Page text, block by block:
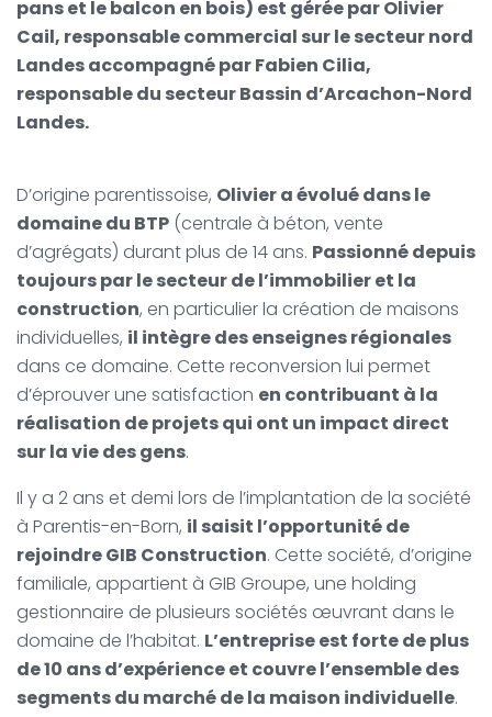
pans et le balcon en bois) est gérée par Olivier
Cail, responsable commercial sur le secteur nord
Landes accompagné par Fabien Cilia,
responsable du secteur Bassin d’Arcachon-Nord
Landes.
D’origine parentissoise, Olivier a évolué dans le
domaine du BTP (centrale à béton, vente
d’agrégats) durant plus de 14 ans. Passionné depuis
toujours par le secteur de l’immobilier et la
construction, en particulier la création de maisons
individuelles, il intègre des enseignes régionales
dans ce domaine. Cette reconversion lui permet
d’éprouver une satisfaction en contribuant à la
réalisation de projets qui ont un impact direct
sur la vie des gens.
Il y a 2 ans et demi lors de l’implantation de la société
à Parentis-en-Born, il saisit l’opportunité de
rejoindre GIB Construction. Cette société, d’origine
familiale, appartient à GIB Groupe, une holding
gestionnaire de plusieurs sociétés œuvrant dans le
domaine de l’habitat. L’entreprise est forte de plus
de 10 ans d’expérience et couvre l’ensemble des
segments du marché de la maison individuelle.